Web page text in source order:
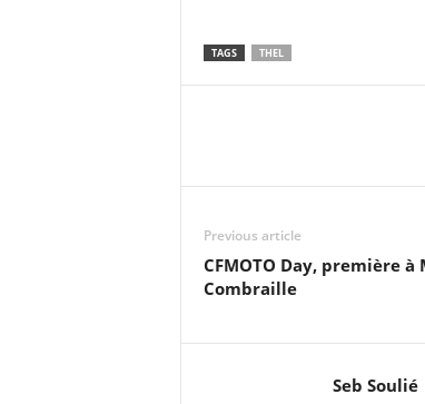
TAGS THEL
Previous article
CFMOTO Day, première
Combraille
Seb Soulié